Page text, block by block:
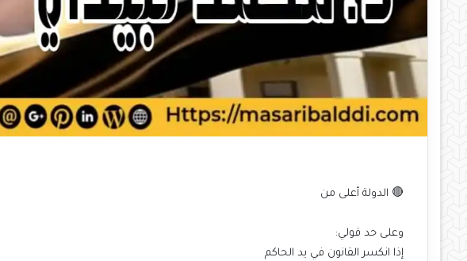
🔴 الدولة أعلى من
وعلى حد قولي:
إذا انكسر القانون في يد الحاكم